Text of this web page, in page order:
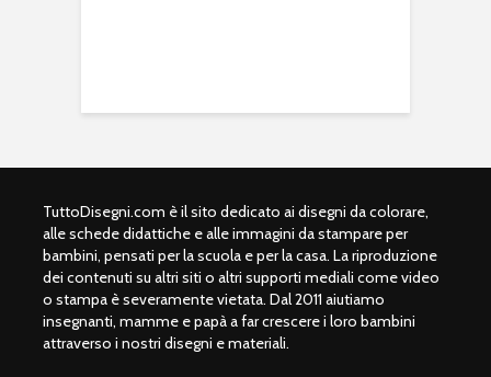
TuttoDisegni.com è il sito dedicato ai disegni da colorare,
alle schede didattiche e alle immagini da stampare per
bambini, pensati per la scuola e per la casa. La riproduzione
dei contenuti su altri siti o altri supporti mediali come video
o stampa è severamente vietata. Dal 2011 aiutiamo
insegnanti, mamme e papà a far crescere i loro bambini
attraverso i nostri disegni e materiali.